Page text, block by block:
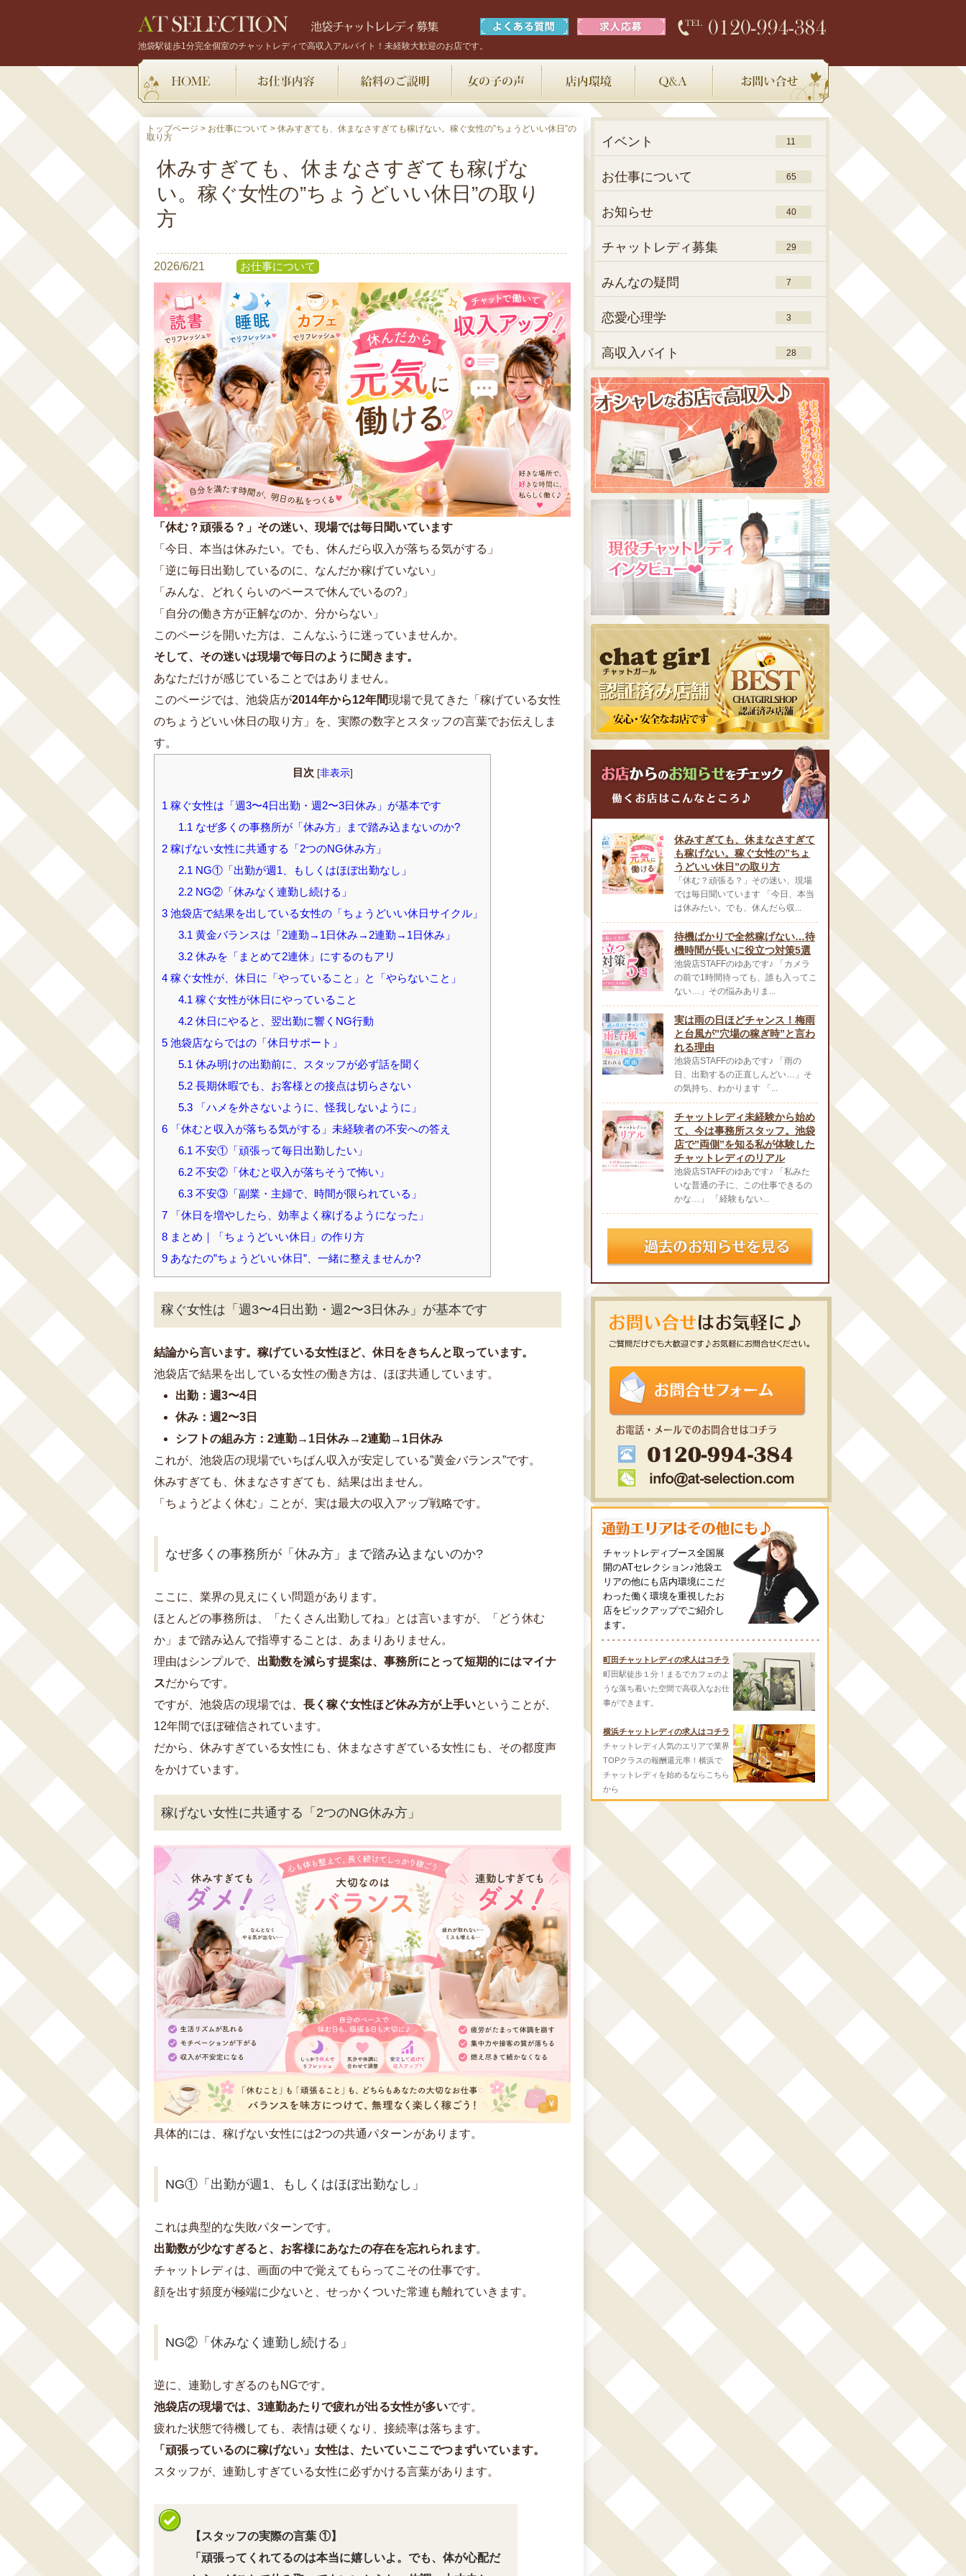
池袋駅徒歩1分完全個室のチャットレディで高収入アルバイト！未経験大歓迎のお店です。
HOME お仕事内容 給料のご説明 女の子の声 店内環境 Q＆A お問い合わせ
トップページ > お仕事について > 休みすぎても、休まなさすぎても稼げない。稼ぐ女性の”ちょうどいい休日”の
取り方
休みすぎても、休まなさすぎても稼げな
い。稼ぐ女性の”ちょうどいい休日”の取り
方
2026/6/21 お仕事について
「休む？頑張る？」その迷い、現場では毎日聞いています
「今日、本当は休みたい。でも、休んだら収入が落ちる気がする」
「逆に毎日出勤しているのに、なんだか稼げていない」
「みんな、どれくらいのペースで休んでいるの?」
「自分の働き方が正解なのか、分からない」
このページを開いた方は、こんなふうに迷っていませんか。
そして、その迷いは現場で毎日のように聞きます。
あなただけが感じていることではありません。
このページでは、池袋店が2014年から12年間現場で見てきた「稼げている女性
のちょうどいい休日の取り方」を、実際の数字とスタッフの言葉でお伝えしま
す。
目次 [非表示]
1 稼ぐ女性は「週3〜4日出勤・週2〜3日休み」が基本です
1.1 なぜ多くの事務所が「休み方」まで踏み込まないのか?
2 稼げない女性に共通する「2つのNG休み方」
2.1 NG①「出勤が週1、もしくはほぼ出勤なし」
2.2NG②「休みなく連勤し続ける」
3 池袋店で結果を出している女性の「ちょうどいい休日サイクル」
3.1 黄金バランスは「2連勤→1日休み→2連勤→1日休み」
3.2休みを「まとめて2連休」にするのもアリ
4 稼ぐ女性が、休日に「やっていること」と「やらないこと」
4.1 稼ぐ女性が休日にやっていること
4.2休日にやると、翌出勤に響くNG行動
5 池袋店ならではの「休日サポート」
5.1 休み明けの出勤前に、スタッフが必ず話を聞く
5.2長期休暇でも、お客様との接点は切らさない
5.3「ハメを外さないように、怪我しないように」
6 「休むと収入が落ちる気がする」未経験者の不安への答え
6.1 不安①「頑張って毎日出勤したい」
6.2不安②「休むと収入が落ちそうで怖い」
6.3不安③「副業・主婦で、時間が限られている」
7 「休日を増やしたら、効率よく稼げるようになった」
8 まとめ｜「ちょうどいい休日」の作り方
9 あなたの”ちょうどいい休日”、一緒に整えませんか?
稼ぐ女性は「週3〜4日出勤・週2〜3日休み」が基本です
結論から言います。稼げている女性ほど、休日をきちんと取っています。
池袋店で結果を出している女性の働き方は、ほぼ共通しています。
出勤：週3〜4日
休み：週2〜3日
シフトの組み方：2連勤→1日休み→2連勤→1日休み
これが、池袋店の現場でいちばん収入が安定している”黄金バランス”です。
休みすぎても、休まなさすぎても、結果は出ません。
「ちょうどよく休む」ことが、実は最大の収入アップ戦略です。
なぜ多くの事務所が「休み方」まで踏み込まないのか?
ここに、業界の見えにくい問題があります。
ほとんどの事務所は、「たくさん出勤してね」とは言いますが、「どう休む
か」まで踏み込んで指導することは、あまりありません。
理由はシンプルで、 出勤数を減らす提案は、事務所にとって短期的にはマイナ
スだからです。
ですが、池袋店の現場では、 長く稼ぐ女性ほど休み方が上手いということが、
12年間でほぼ確信されています。
だから、休みすぎている女性にも、休まなさすぎている女性にも、その都度声
をかけています。
稼げない女性に共通する「2つのNG休み方」
具体的には、稼げない女性には2つの共通パターンがあります。
NG①「出勤が週1、もしくはほぼ出勤なし」
これは典型的な失敗パターンです。
出勤数が少なすぎると、お客様にあなたの存在を忘れられます。
チャットレディは、画面の中で覚えてもらってこその仕事です。
顔を出す頻度が極端に少ないと、せっかくついた常連も離れていきます。
NG②「休みなく連勤し続ける」
逆に、連勤しすぎるのもNGです。
池袋店の現場では、3連勤あたりで疲れが出る女性が多いです。
疲れた状態で待機しても、表情は硬くなり、接続率は落ちます。
「頑張っているのに稼げない」女性は、たいていここでつまずいています。
スタッフが、連勤しすぎている女性に必ずかける言葉があります。
【スタッフの実際の言葉 ①】
「頑張ってくれてるのは本当に嬉しいよ。でも、体が心配だ
イベント 11
お仕事について 65
お知らせ 40
チャットレディ募集 29
みんなの疑問 7
恋愛心理学 3
高収入バイト 28
休みすぎても、休まなさすぎて
も稼げない。稼ぐ女性の”ちょ
うどいい休日”の取り方
「休む？頑張る？」その迷い、現場
では毎日聞いています 「今日、本当
は休みたい。でも、休んだら収...
待機ばかりで全然稼げない…待
機時間が長いに役立つ対策5選
池袋店STAFFのゆあです♪ 「カメラ
の前で1時間待っても、誰も入ってこ
ない…」その悩みありま...
実は雨の日ほどチャンス！梅雨
と台風が”穴場の稼ぎ時”と言わ
れる理由
池袋店STAFFのゆあです♪ 「雨の
日、出勤するの正直しんどい…」そ
の気持ち、わかります 「...
チャットレディ未経験から始め
て、今は事務所スタッフ。池袋
店で”両側”を知る私が体験した
チャットレディのリアル
池袋店STAFFのゆあです♪ 「私みた
いな普通の子に、この仕事できるの
かな…」 「経験もない...
チャットレディブース全国展
開のATセレクション♪池袋エ
リアの他にも店内環境にこだ
わった働く環境を重視したお
店をピックアップでご紹介し
ます。
町田チャットレディの求人はコチラ
町田駅徒歩１分！まるでカフェのよ
うな落ち着いた空間で高収入なお仕
事ができます。
横浜チャットレディの求人はコチラ
チャットレディ人気のエリアで業界
TOPクラスの報酬還元率！横浜で
チャットレディを始めるならこちら
から